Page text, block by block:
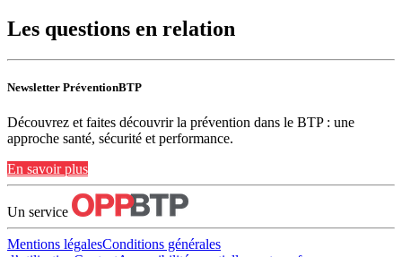
Les questions en relation
Newsletter PréventionBTP
Découvrez et faites découvrir la prévention dans le BTP : une
approche santé, sécurité et performance.
En savoir plus
Un service
Mentions légalesConditions générales